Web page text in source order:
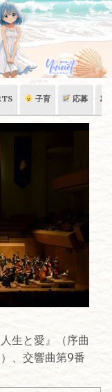
子育 応募 🏛
生と愛』（序曲
、交響曲第9番